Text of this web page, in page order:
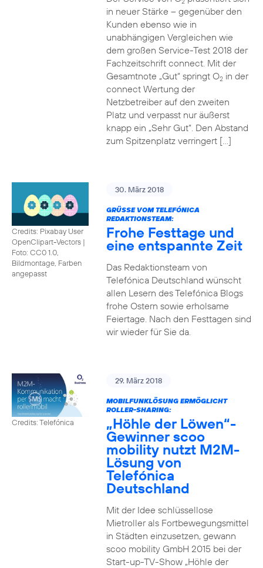
in neuer Stärke – gegenüber den
Kunden ebenso wie in
unabhängigen Vergleichen wie
dem großen Service-Test 2018 der
Fachzeitschrift connect. Mit der
Gesamtnote „Gut“ springt O2in der
connect Wertung der
Netzbetreiber auf den zweiten
Platz und verpasst nur äußerst
knapp ein „Sehr Gut“. Den Abstand
zum Spitzenplatz verringert […]
Credits: Pixabay User
OpenClipart-Vectors |
Foto: CC0 1.0,
Bildmontage, Farben
angepasst
30. März 2018
GRÜSSE VOM TELEFÓNICA R
EDAKTIONSTEAM:
Frohe Festtage und
eine entspannte Zeit
Das Redaktionsteam von
Telefónica Deutschland wünscht
allen Lesern des Telefónica Blogs
frohe Ostern sowie erholsame
Feiertage. Nach den Festtagen sind
wir wieder für Sie da.
Credits: Telefónica
29. März 2018
MOBILFUNKLÖSUNG ERMÖGLICHT
ROLLER-SHARING:
„Höhle der Löwen“-
Gewinner scoo
mobility nutzt M2M-
Lösung von
Telefónica
Deutschland
Mit der Idee schlüssellose
Mietroller als Fortbewegungsmittel
in Städten einzusetzen, gewann
scoo mobility GmbH 2015 bei der
Start-up-TV-Show „Höhle der